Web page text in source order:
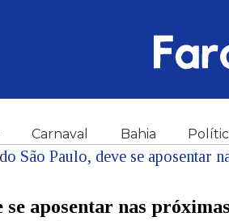
Carnaval Bahia
se aposentar nas